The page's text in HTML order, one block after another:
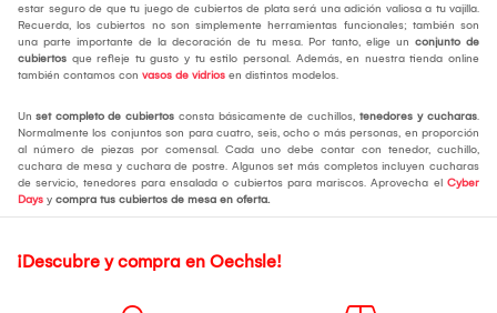
estar seguro de que tu juego de cubiertos de plata será una adición valiosa a tu vajilla.
Recuerda, los cubiertos no son simplemente herramientas funcionales; también son
una parte importante de la decoración de tu mesa. Por tanto, elige un conjunto de
cubiertos que refleje tu gusto y tu estilo personal. Además, en nuestra tienda online
también contamos con vasos de vidrios en distintos modelos.
Un set completo de cubiertos consta básicamente de cuchillos, tenedores y cucharas.
Normalmente los conjuntos son para cuatro, seis, ocho o más personas, en proporción
al número de piezas por comensal. Cada uno debe contar con tenedor, cuchillo,
cuchara de mesa y cuchara de postre. Algunos set más completos incluyen cucharas
de servicio, tenedores para ensalada o cubiertos para mariscos. Aprovecha el Cyber
Days y compra tus cubiertos de mesa en oferta.
¡Descubre y compra en Oechsle!